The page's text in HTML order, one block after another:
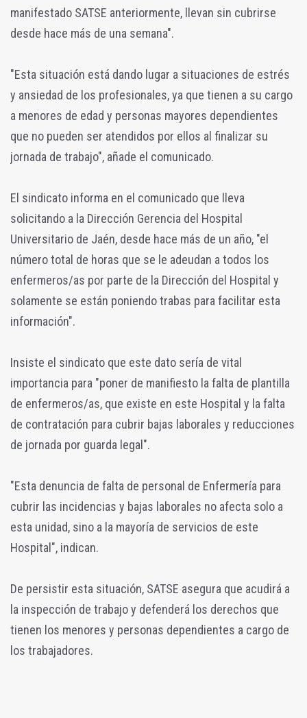
manifestado SATSE anteriormente, llevan sin cubrirse
desde hace más de una semana".
"Esta situación está dando lugar a situaciones de estrés
y ansiedad de los profesionales, ya que tienen a su cargo
a menores de edad y personas mayores dependientes
que no pueden ser atendidos por ellos al finalizar su
jornada de trabajo", añade el comunicado.
El sindicato informa en el comunicado que lleva
solicitando a la Dirección Gerencia del Hospital
Universitario de Jaén, desde hace más de un año, "el
número total de horas que se le adeudan a todos los
enfermeros/as por parte de la Dirección del Hospital y
solamente se están poniendo trabas para facilitar esta
información".
Insiste el sindicato que este dato sería de vital
importancia para "poner de manifiesto la falta de plantilla
de enfermeros/as, que existe en este Hospital y la falta
de contratación para cubrir bajas laborales y reducciones
de jornada por guarda legal".
"Esta denuncia de falta de personal de Enfermería para
cubrir las incidencias y bajas laborales no afecta solo a
esta unidad, sino a la mayoría de servicios de este
Hospital", indican.
De persistir esta situación, SATSE asegura que acudirá a
la inspección de trabajo y defenderá los derechos que
tienen los menores y personas dependientes a cargo de
los trabajadores.